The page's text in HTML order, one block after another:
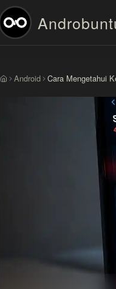
BerandaAndroid Cara Mengetahui